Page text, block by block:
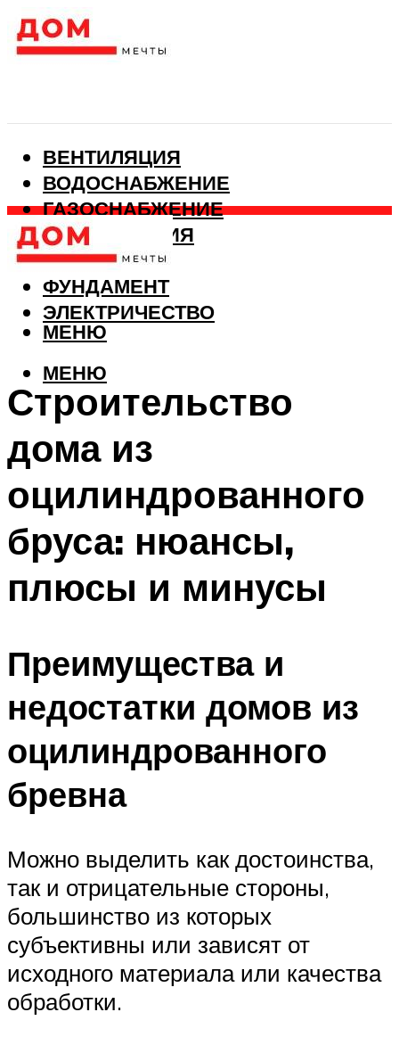
ВЕНТИЛЯЦИЯ
ВОДОСНАБЖЕНИЕ
ГАЗОСНАБЖЕНИЕ
КАНАЛИЗАЦИЯ
ОТОПЛЕНИЕ
ФУНДАМЕНТ
ЭЛЕКТРИЧЕСТВО
МЕНЮ
МЕНЮ
Строительство
дома из
оцилиндрованного
бруса: нюансы,
плюсы и минусы
Преимущества и
недостатки домов из
оцилиндрованного
бревна
Можно выделить как достоинства,
так и отрицательные стороны,
большинство из которых
субъективны или зависят от
исходного материала или качества
обработки.